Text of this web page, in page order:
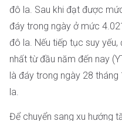
đô la. Sau khi đạt được
đáy trong ngày ở mức
đô la. Nếu tiếp tục suy
nhất từ ​​đầu năm đến nay
là đáy trong ngày 28
la.
Để chuyển sang xu hướng